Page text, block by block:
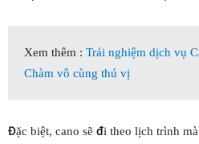
Xem thêm : Trải nghiệm dịch vụ
Chàm vô cùng thú vị
Đặc biệt, cano sẽ đi theo lịch trình